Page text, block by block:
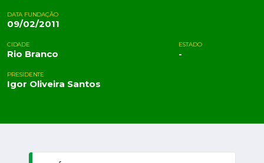
DATA FUNDAÇÃO
09/02/2011
CIDADE
Rio Branco
ESTADO
-
PRESIDENTE
Igor Oliveira Santos